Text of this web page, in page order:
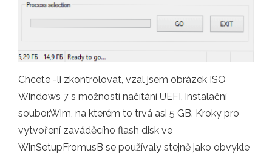
Chcete -li zkontrolovat, vzal jsem obrázek ISO
Windows 7 s možností načítání UEFI, instalační
soubor.Wim, na kterém to trvá asi 5 GB. Kroky pro
vytvoření zaváděcího flash disk ve
WinSetupFromusB se používaly stejně jako obvykle